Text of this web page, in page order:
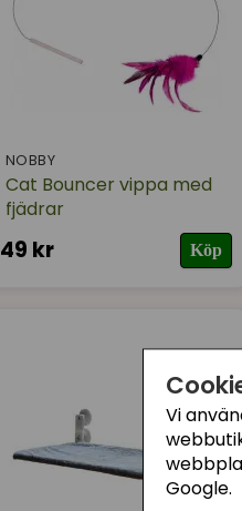
Vi
Google.
NOBBY
Cat Bouncer vippa med
fjädrar
49 kr Köp